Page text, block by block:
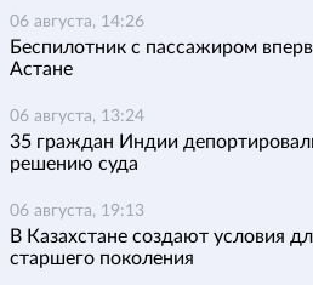
06 августа, 14:26
Беспилотник с пассажиром
Астане
06 августа, 13:24
35 граждан Индии
решению суда
06 августа, 19:13
В Казахстане создают условия
старшего поколения